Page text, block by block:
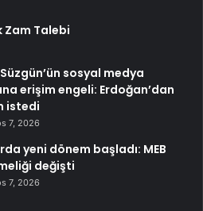
Zam Talebi
sosyal medya
erişim engeli: Erdoğan’dan
istedi
7, 2026
yeni dönem başladı: MEB
değişti
7, 2026